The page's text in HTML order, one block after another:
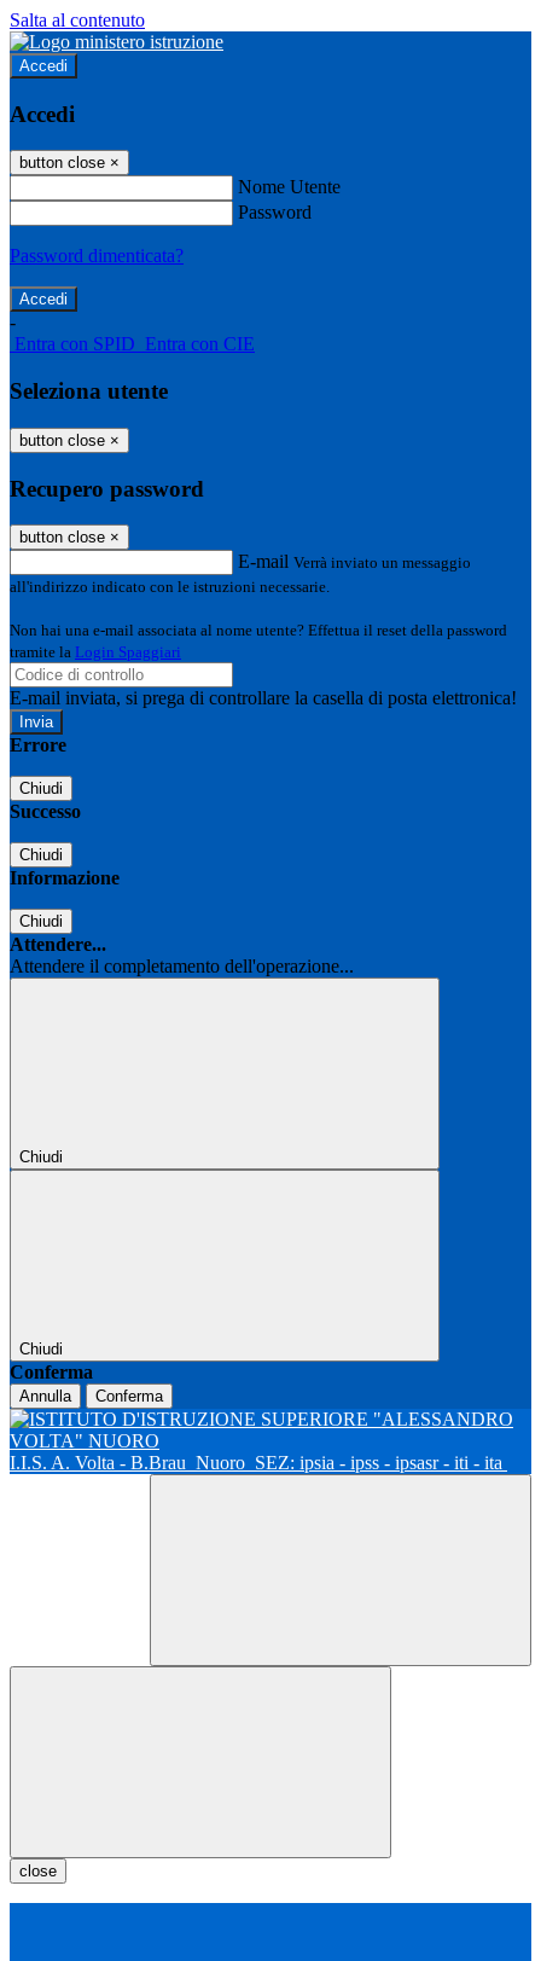
Salta al contenuto
Accedi
Accedi
button close ×
Nome Utente
Password
Password dimenticata?
-
Entra con SPID Entra con CIE
Seleziona utente
button close ×
Recupero password
button close ×
E-mail Verrà inviato un messaggio
all'indirizzo indicato con le istruzioni necessarie.
Non hai una e-mail associata al nome utente? Effettua il reset della password
tramite la Login Spaggiari
E-mail inviata, si prega di controllare la casella di posta elettronica!
Errore
Chiudi
Successo
Chiudi
Informazione
Chiudi
Attendere...
Attendere il completamento dell'operazione...
Chiudi
Chiudi
Conferma
Annulla Conferma
I.I.S. A. Volta - B.Brau Nuoro SEZ: ipsia - ipss - ipsasr - iti - ita
close